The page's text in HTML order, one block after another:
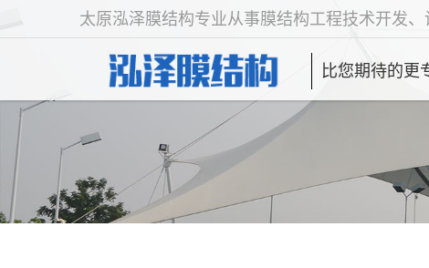
太原泓泽膜结构专业从事膜结构工程技术开发
比您期待的更